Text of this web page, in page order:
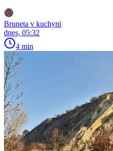
Bruneta v kuchyni
dnes, 05:32
4 min